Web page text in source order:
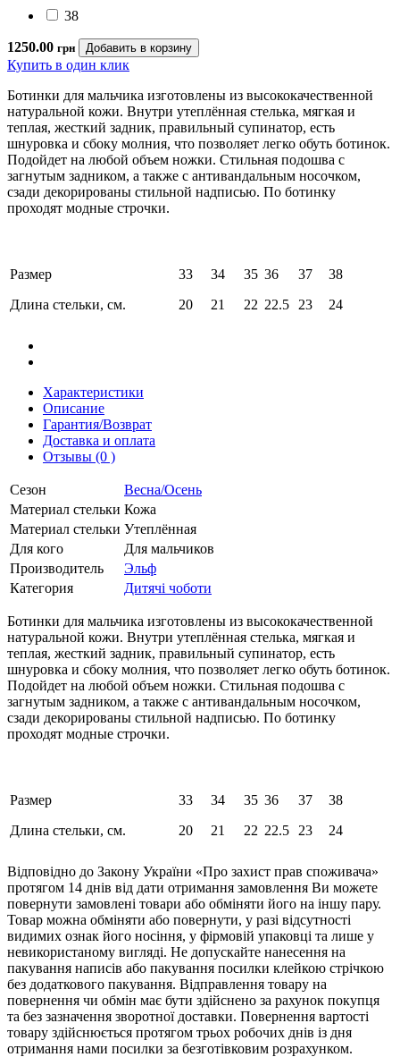
38
1250.00 грн
Купить в один клик
Ботинки для мальчика изготовлены из высококачественной
натуральной кожи. Внутри утеплённая стелька, мягкая и
теплая, жесткий задник, правильный супинатор, есть
шнуровка и сбоку молния, что позволяет легко обуть ботинок.
Подойдет на любой объем ножки. Стильная подошва с
загнутым задником, а также с антивандальным носочком,
сзади декорированы стильной надписью. По ботинку
проходят модные строчки.
Размер 33 34 35 36 37
38
Длина стельки, см.
20 21 22 22.5 23 24
Характеристики
Описание
Гарантия/Возврат
Доставка и оплата
Отзывы (0 )
Сезон
Весна/Осень
Материал стельки Кожа
Материал стельки Утеплённая
Для кого
Для мальчиков
Производитель
Эльф
Категория
Дитячі чоботи
Ботинки для мальчика изготовлены из высококачественной
натуральной кожи. Внутри утеплённая стелька, мягкая и
теплая, жесткий задник, правильный супинатор, есть
шнуровка и сбоку молния, что позволяет легко обуть ботинок.
Подойдет на любой объем ножки. Стильная подошва с
загнутым задником, а также с антивандальным носочком,
сзади декорированы стильной надписью. По ботинку
проходят модные строчки.
Размер 33 34 35 36 37
38
Длина стельки, см.
20 21 22 22.5 23 24
Відповідно до Закону України «Про захист прав споживача»
протягом 14 днів від дати отримання замовлення Ви можете
повернути замовлені товари або обміняти його на іншу пару.
Товар можна обміняти або повернути, у разі відсутності
видимих ​​ознак його носіння, у фірмовій упаковці та лише у
невикористаному вигляді. Не допускайте нанесення на
пакування написів або пакування посилки клейкою стрічкою
без додаткового пакування. Відправлення товару на
повернення чи обмін має бути здійснено за рахунок покупця
та без зазначення зворотної доставки. Повернення вартості
товару здійснюється протягом трьох робочих днів із дня
отримання нами посилки за безготівковим розрахунком.